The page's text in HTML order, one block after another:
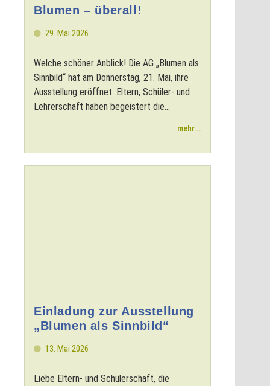
Blumen – überall!
29. Mai 2026
Welche schöner Anblick! Die AG „Blumen als
Sinnbild“ hat am Donnerstag, 21. Mai, ihre
Ausstellung eröffnet. Eltern, Schüler- und
Lehrerschaft haben begeistert die...
mehr...
Einladung zur Ausstellung
„Blumen als Sinnbild“
13. Mai 2026
Liebe Eltern- und Schülerschaft, die